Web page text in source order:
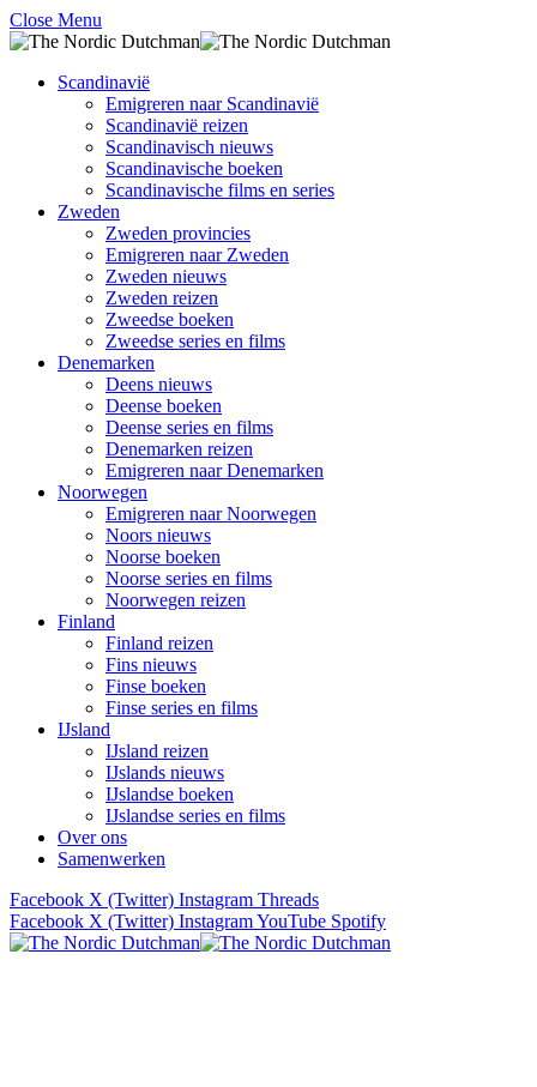
Close Menu
Scandinavië
Emigreren naar Scandinavië
Scandinavië reizen
Scandinavisch nieuws
Scandinavische boeken
Scandinavische films en series
Zweden
Zweden provincies
Emigreren naar Zweden
Zweden nieuws
Zweden reizen
Zweedse boeken
Zweedse series en films
Denemarken
Deens nieuws
Deense boeken
Deense series en films
Denemarken reizen
Emigreren naar Denemarken
Noorwegen
Emigreren naar Noorwegen
Noors nieuws
Noorse boeken
Noorse series en films
Noorwegen reizen
Finland
Finland reizen
Fins nieuws
Finse boeken
Finse series en films
IJsland
IJsland reizen
IJslands nieuws
IJslandse boeken
IJslandse series en films
Over ons
Samenwerken
Facebook X (Twitter) Instagram Threads
Facebook X (Twitter) InstagramYouTube Spotify